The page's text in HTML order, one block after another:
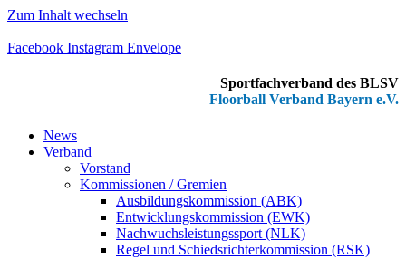
Zum Inhalt wechseln
Facebook Instagram Envelope
Sportfachverband des BLSV
Floorball Verband Bayern e.V.
News
Verband
Vorstand
Kommissionen / Gremien
Ausbildungskommission (ABK)
Entwicklungskommission (EWK)
Nachwuchsleistungssport (NLK)
Regel und Schiedsrichterkommission (RSK)